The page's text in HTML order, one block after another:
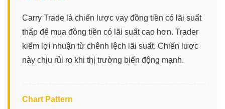
Carry Trade là chiến lược vay đồng tiền có lãi suất
thấp để mua đồng tiền có lãi suất cao hơn. Trader
kiếm lợi nhuận từ chênh lệch lãi suất. Chiến lược
này chịu rủi ro khi thị trường biến động mạnh.
Chart Pattern